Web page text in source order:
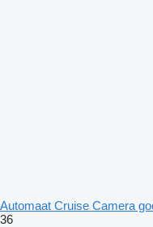
Automaat Cruise Camera
36